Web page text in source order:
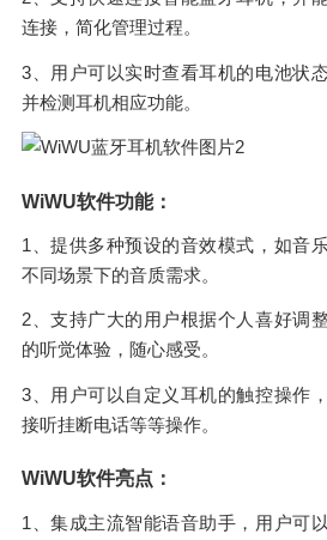
连接，简化管理过程。
3、用户可以实时查看耳机的电池状
并检测耳机相应功能。
WiWU软件功能：
1、提供多种预设的音效模式，如音
不同场景下的音质需求。
2、支持广大的用户根据个人喜好调
的听觉体验，随心感受。
3、用户可以自定义耳机的触控操作
接听挂断电话等等操作。
WiWU软件亮点：
1、集成主流智能语音助手，用户可